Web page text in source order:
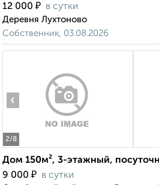
12 000 ₽ в сутки
Деревня Лухтоново
Собственник, 03.08.2026
2/8
‹
Дом 150м², 3-этажный,
9 000 ₽ в сутки